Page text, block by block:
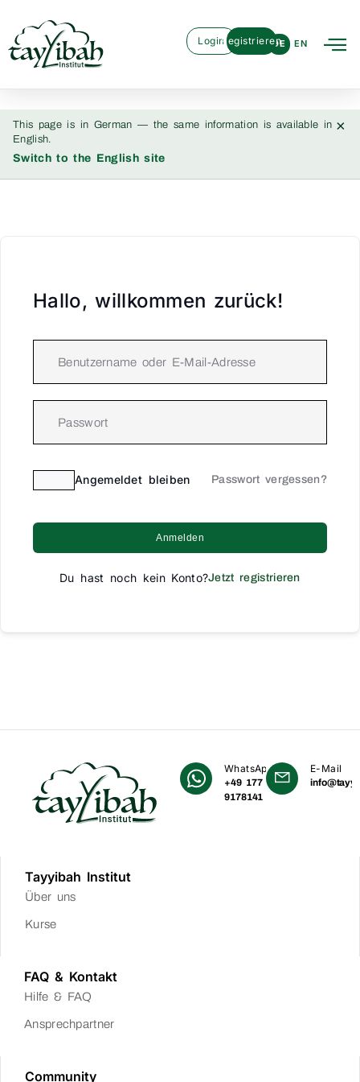
DE EN
LoginRegistrieren
This page is in German — the same information is available in
English.
Switch to the English site
×
Hallo, willkommen zurück!
Angemeldet bleiben Passwort vergessen?
Anmelden
Du hast noch kein Konto?Jetzt registrieren
WhatsApp
+49 177
9178141
E-Mail
Tayyibah Institut
Über uns
Kurse
FAQ & Kontakt
Hilfe & FAQ
Ansprechpartner
Community